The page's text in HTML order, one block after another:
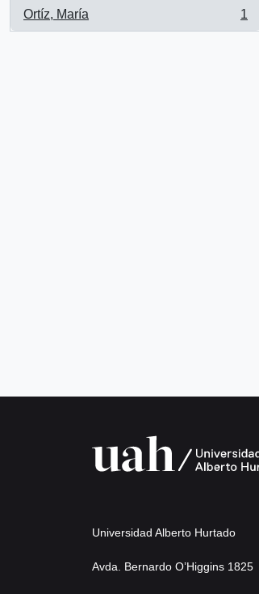
Ortíz, María
, 1 resultados
1
Universidad Alberto Hurtado
Avda. Bernardo O’Higgins 1825